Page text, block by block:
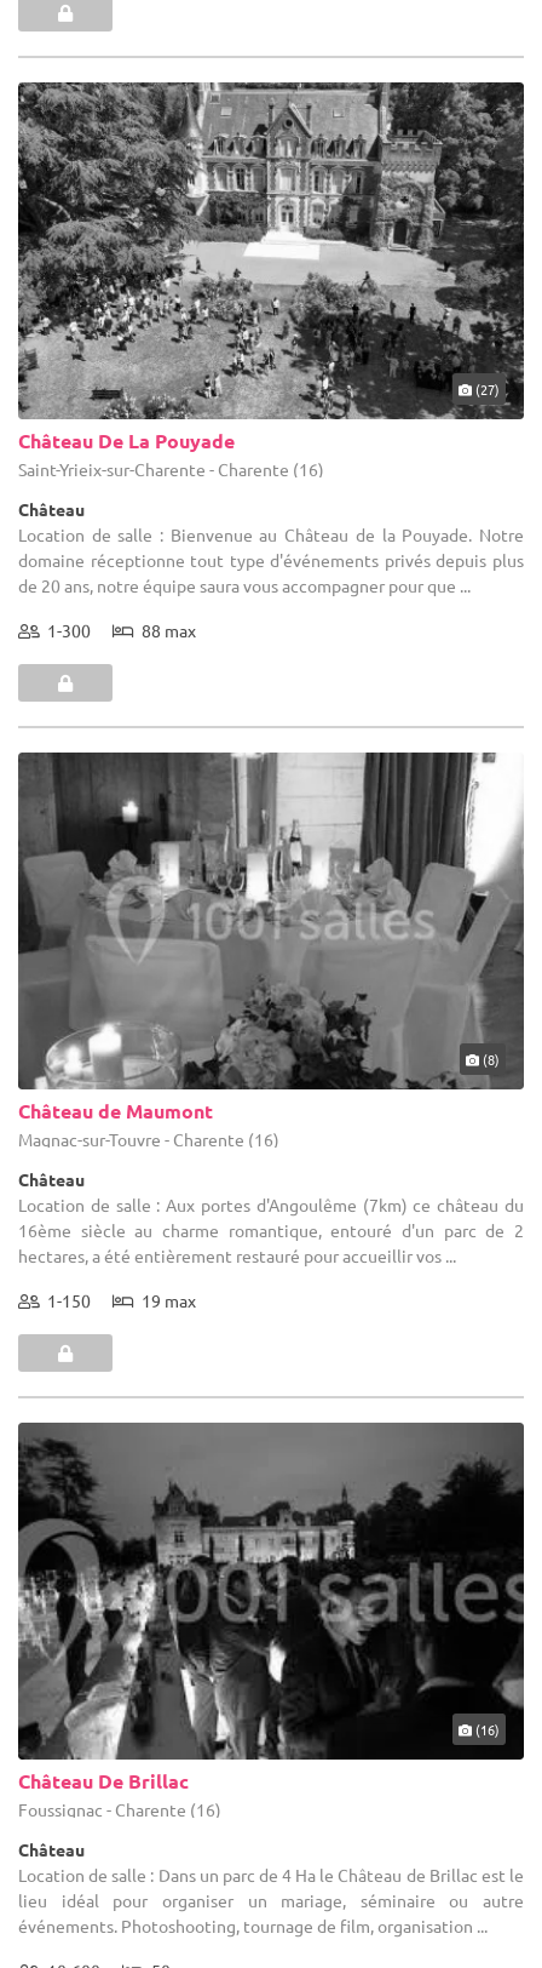
(27)
Château De La Pouyade
Saint-Yrieix-sur-Charente - Charente (16)
Château
Location de salle : Bienvenue au Château de la Pouyade. Notre
domaine réceptionne tout type d'événements privés depuis plus
de 20 ans, notre équipe saura vous accompagner pour que ...
1-300 88 max
(8)
Château de Maumont
Magnac-sur-Touvre - Charente (16)
Château
Location de salle : Aux portes d'Angoulême (7km) ce château du
16ème siècle au charme romantique, entouré d'un parc de 2
hectares, a été entièrement restauré pour accueillir vos ...
1-150 19 max
(16)
Château De Brillac
Foussignac - Charente (16)
Château
Location de salle : Dans un parc de 4 Ha le Château de Brillac est le
lieu idéal pour organiser un mariage, séminaire ou autre
événements. Photoshooting, tournage de film, organisation ...